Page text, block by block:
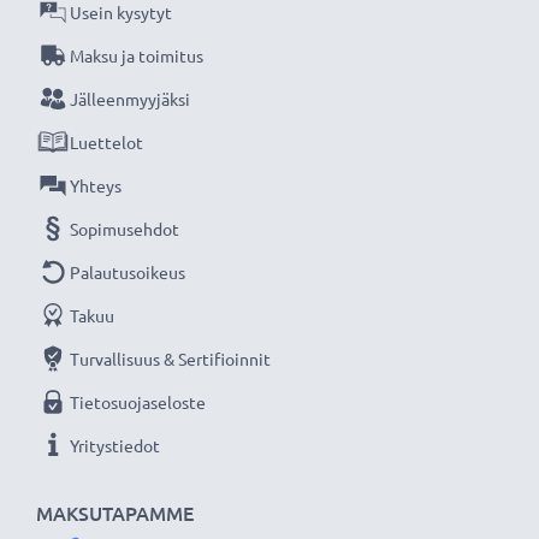
CELLONIC vaihtoakku - laatua edulliseen hintaan.
Olemme vuonna 2004 perustettu kansainvälinen
verkkokauppa, joka tarjoaa laadukkaita tuotteita, ja
siksi tarjoamme 36 kuukauden takuun!
MAKSUTAPAMME
Usein kysytyt
Maksu ja toimitus
Jälleenmyyjäksi
Luettelot
Yhteys
Sopimusehdot
Palautusoikeus
Takuu
Turvallisuus & Sertifioinnit
Tietosuojaseloste
Yritystiedot